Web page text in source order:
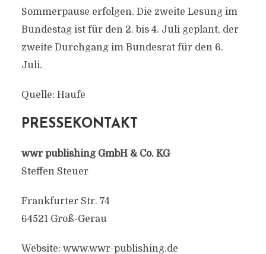
Sommerpause erfolgen. Die zweite Lesung im
Bundestag ist für den 2. bis 4. Juli geplant, der
zweite Durchgang im Bundesrat für den 6.
Juli.
Quelle: Haufe
PRESSEKONTAKT
wwr publishing GmbH & Co. KG
Steffen Steuer
Frankfurter Str. 74
64521 Groß-Gerau
Website: www.wwr-publishing.de